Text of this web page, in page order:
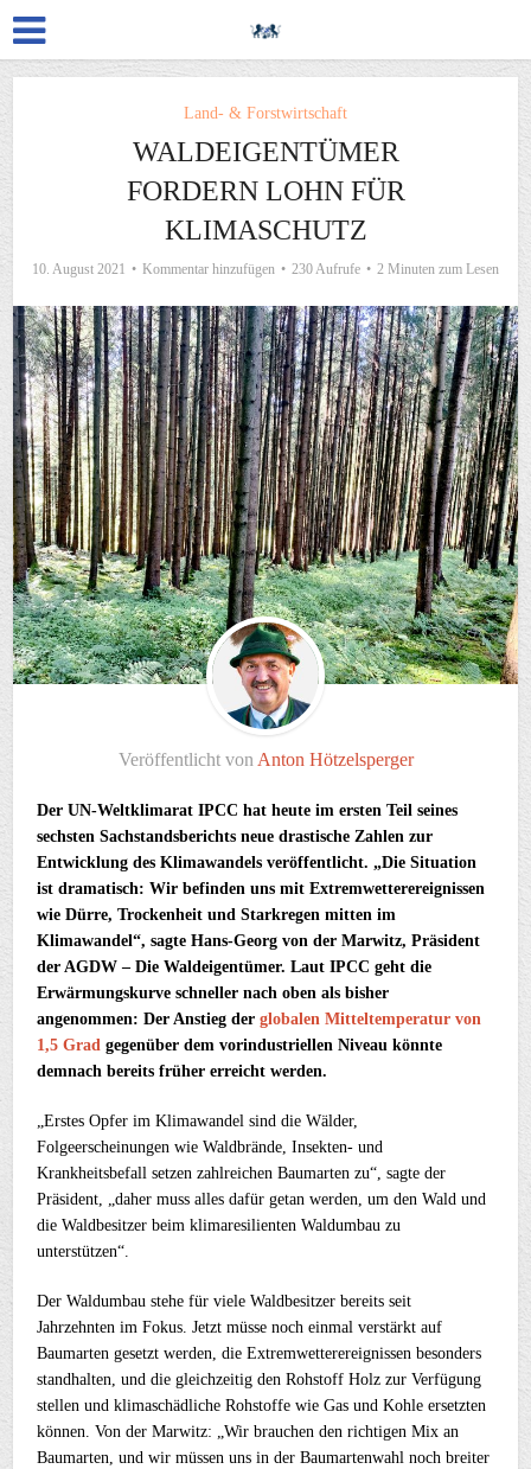
Land- & Forstwirtschaft
WALDEIGENTÜMER
FORDERN LOHN FÜR
KLIMASCHUTZ
10. August 2021 Kommentar hinzufügen 230 Aufrufe 2 Minuten zum Lesen
Veröffentlicht von Anton Hötzelsperger
Der UN-Weltklimarat IPCC hat heute im ersten Teil seines
sechsten Sachstandsberichts neue drastische Zahlen zur
Entwicklung des Klimawandels veröffentlicht. „Die Situation
ist dramatisch: Wir befinden uns mit Extremwetterereignissen
wie Dürre, Trockenheit und Starkregen mitten im
Klimawandel“, sagte Hans-Georg von der Marwitz, Präsident
der AGDW – Die Waldeigentümer. Laut IPCC geht die
Erwärmungskurve schneller nach oben als bisher
angenommen: Der Anstieg derglobalen Mitteltemperatur von
1,5 Grad gegenüber dem vorindustriellen Niveau könnte
demnach bereits früher erreicht werden.
„Erstes Opfer im Klimawandel sind die Wälder,
Folgeerscheinungen wie Waldbrände, Insekten- und
Krankheitsbefall setzen zahlreichen Baumarten zu“, sagte der
Präsident, „daher muss alles dafür getan werden, um den Wald und
die Waldbesitzer beim klimaresilienten Waldumbau zu
unterstützen“.
Der Waldumbau stehe für viele Waldbesitzer bereits seit
Jahrzehnten im Fokus. Jetzt müsse noch einmal verstärkt auf
Baumarten gesetzt werden, die Extremwetterereignissen besonders
standhalten, und die gleichzeitig den Rohstoff Holz zur Verfügung
stellen und klimaschädliche Rohstoffe wie Gas und Kohle ersetzten
können. Von der Marwitz: „Wir brauchen den richtigen Mix an
Baumarten, und wir müssen uns in der Baumartenwahl noch breiter